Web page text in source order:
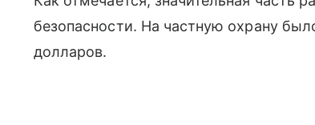
безопасности. На частную охрану
долларов.